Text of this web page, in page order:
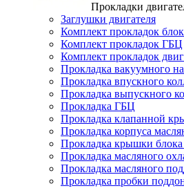
Прокладки
Заглушки двигателя
Комплект прокладок
Комплект прокладок ГБЦ
Комплект прокладок
Прокладка вакуумного
Прокладка впускного
Прокладка выпускного
Прокладка ГБЦ
Прокладка клапанной
Прокладка корпуса
Прокладка крышки блока
Прокладка масляного
Прокладка масляного
Прокладка пробки